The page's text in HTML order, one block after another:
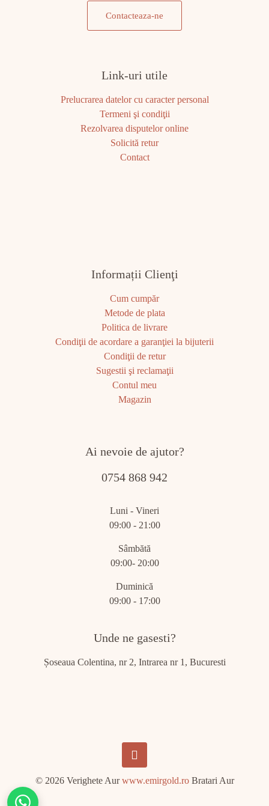
Contacteaza-ne
Link-uri utile
Prelucrarea datelor cu caracter personal
Termeni şi condiţii
Rezolvarea disputelor online
Solicită retur
Contact
Informații Clienţi
Cum cumpăr
Metode de plata
Politica de livrare
Condiţii de acordare a garanţiei la bijuterii
Condiţii de retur
Sugestii şi reclamaţii
Contul meu
Magazin
Ai nevoie de ajutor?
0754 868 942
Luni - Vineri
09:00 - 21:00
Sâmbătă
09:00- 20:00
Duminică
09:00 - 17:00
Unde ne gasesti?
Șoseaua Colentina, nr 2, Intrarea nr 1, Bucuresti
© 2026 Verighete Aurwww.emirgold.roBratari Aur